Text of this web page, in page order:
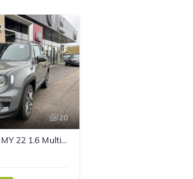
20
JEEP Renegade MY 22 1.6 Multijet II FWD 6MT S